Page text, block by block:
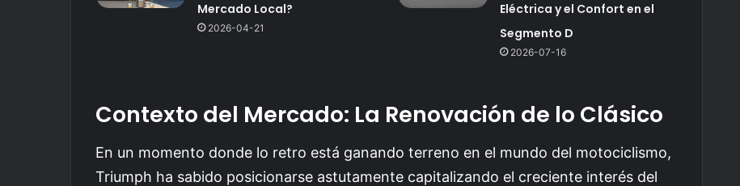
Mercado Local?
2026-04-21
Eléctrica y el Confort en el
Segmento D
2026-07-16
Contexto del Mercado: La Renovación de lo Clásico
En un momento donde lo retro está ganando terreno en el mundo del motociclismo,
Triumph ha sabido posicionarse astutamente capitalizando el creciente interés del